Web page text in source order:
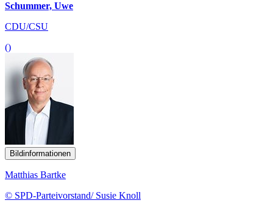
Schummer, Uwe
CDU/CSU
()
Bildinformationen
Matthias Bartke
© SPD-Parteivorstand/ Susie Knoll